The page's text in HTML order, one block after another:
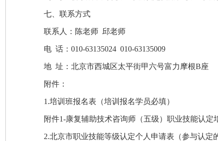
七、 联系方式
联系人：陈老师 邱老师
电 话：010-63135024 010-63135009
地 址：北京市西城区太平街甲六号富力摩根B座
附件：
1.培训班报名表（培训报名学员必填）
附件1-康复辅助技术咨询师（五级）职业技能认定
2.北京市职业技能等级认定个人申请表 （参与认定